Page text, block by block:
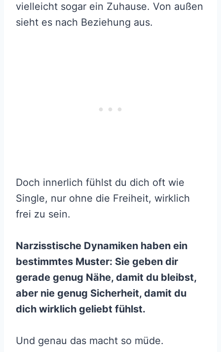
vielleicht sogar ein Zuhause. Von außen
sieht es nach Beziehung aus.
Doch innerlich fühlst du dich oft wie
Single, nur ohne die Freiheit, wirklich
frei zu sein.
Narzisstische Dynamiken haben ein
bestimmtes Muster: Sie geben dir
gerade genug Nähe, damit du bleibst,
aber nie genug Sicherheit, damit du
dich wirklich geliebt fühlst.
Und genau das macht so müde.